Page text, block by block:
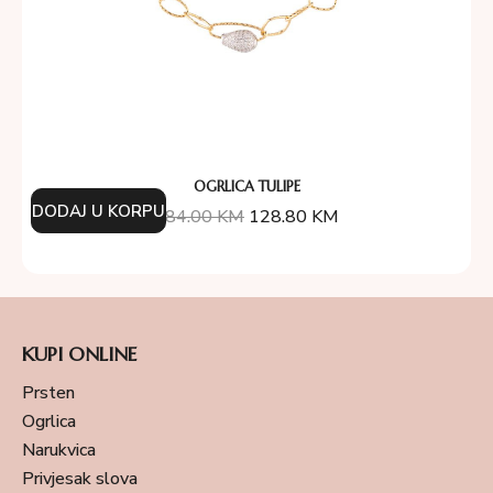
OGRLICA TULIPE
184.00KM 128.80 KM
DODAJ U KORPU
KUPI ONLINE
Prsten
Ogrlica
Narukvica
Privjesak slova